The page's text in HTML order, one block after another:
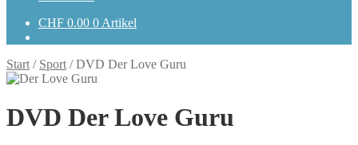
CHF 0.00 0 Artikel
Start / Sport /DVD Der Love Guru
DVD Der Love Guru